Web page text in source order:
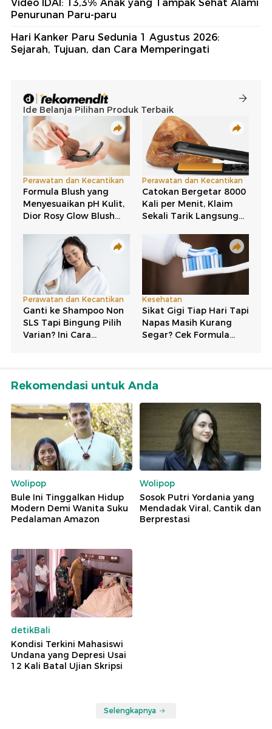
Video IDAI: 13,3% Anak yang Tampak Sehat Alami
Penurunan Paru-paru
Hari Kanker Paru Sedunia 1 Agustus 2026:
Sejarah, Tujuan, dan Cara Memperingati
Rekomendasi untuk Anda
Wolipop
Bule Ini Tinggalkan Hidup
Modern Demi Wanita Suku
Pedalaman Amazon
Wolipop
Sosok Putri Yordania yang
Mendadak Viral, Cantik dan
Berprestasi
detikBali
Kondisi Terkini Mahasiswi
Undana yang Depresi Usai
12 Kali Batal Ujian Skripsi
Selengkapnya